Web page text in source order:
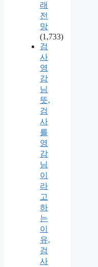
래
전
망
(1,733)
검
사
영
감
님
뜻,
검
사
를
영
감
님
이
라
고
하
는
이
유,
검
사